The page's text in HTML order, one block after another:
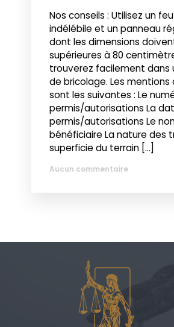
Nos conseils : Utilisez un
indélébile et un panneau
dont les dimensions
supérieures à 80
trouverez facilement dans
de bricolage. Les mentions
sont les suivantes : Le
permis/autorisations La
permis/autorisations Le
bénéficiaire La nature des
superficie du terrain […]
Aucun commentaire